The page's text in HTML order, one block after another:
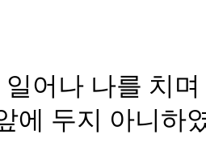
어나 나를 치
에 두지 아니하